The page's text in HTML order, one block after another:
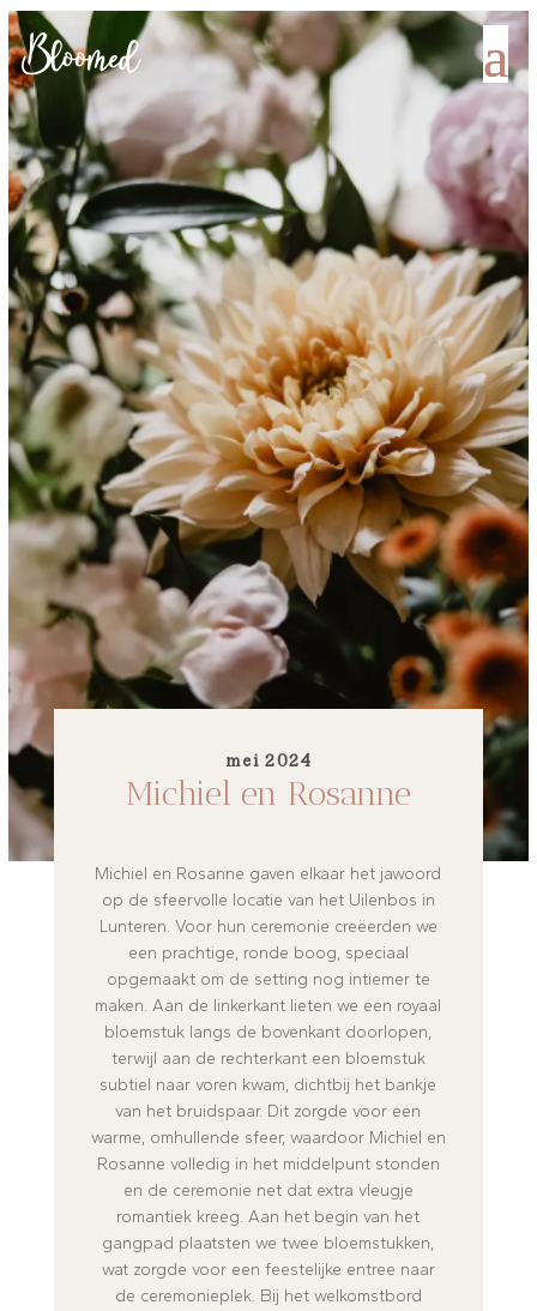
mei 2024
Michiel en Rosanne
Michiel en Rosanne gaven elkaar het jawoord
op de sfeervolle locatie van het Uilenbos in
Lunteren. Voor hun ceremonie creëerden we
een prachtige, ronde boog, speciaal
opgemaakt om de setting nog intiemer te
maken. Aan de linkerkant lieten we een royaal
bloemstuk langs de bovenkant doorlopen,
terwijl aan de rechterkant een bloemstuk
subtiel naar voren kwam, dichtbij het bankje
van het bruidspaar. Dit zorgde voor een
warme, omhullende sfeer, waardoor Michiel en
Rosanne volledig in het middelpunt stonden
en de ceremonie net dat extra vleugje
romantiek kreeg. Aan het begin van het
gangpad plaatsten we twee bloemstukken,
wat zorgde voor een feestelijke entree naar
de ceremonieplek. Bij het welkomstbord